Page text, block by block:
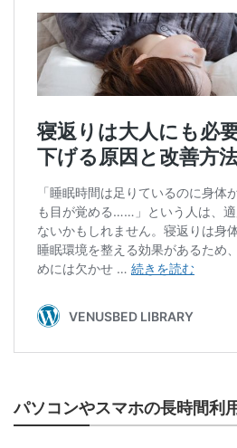
パソコンやスマホの長時間利